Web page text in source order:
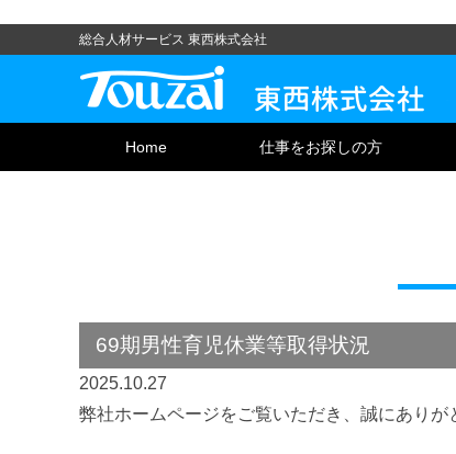
総合人材サービス 東西株式会社
Home 仕事をお探しの方
69期男性育児休業等取得状況
2025.10.27
弊社ホームページをご覧いただき、誠にありが